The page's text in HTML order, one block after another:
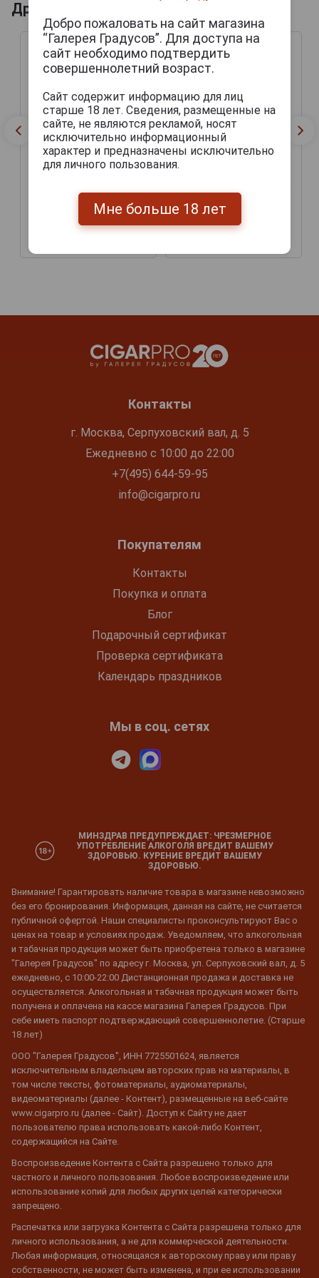
Другие продукты бренда HIRSCHBRAU
пиво Белый Олень
светлое
нефильтрованное
пшеничное
Пиво Два Оленя тёмное
фильтрованное
пшеничное 0.5л
Контакты
г. Москва, Серпуховский вал, д. 5
Ежедневно с 10:00 до 22:00
+7(495) 644-59-95
info@cigarpro.ru
Покупателям
Контакты
Покупка и оплата
Блог
Подарочный сертификат
Проверка сертификата
Календарь праздников
Мы в соц. сетях
МИНЗДРАВ ПРЕДУПРЕЖДАЕТ: ЧРЕЗМЕРНОЕ
УПОТРЕБЛЕНИЕ АЛКОГОЛЯ ВРЕДИТ ВАШЕМУ
ЗДОРОВЬЮ. КУРЕНИЕ ВРЕДИТ ВАШЕМУ
ЗДОРОВЬЮ.
Внимание! Гарантировать наличие товара в магазине невозможно
без его бронирования. Информация, данная на сайте, не считается
публичной офертой. Наши специалисты проконсультируют Вас о
ценах на товар и условиях продаж. Уведомляем, что алкогольная
и табачная продукция может быть приобретена только в магазине
"Галерея Градусов" по адресу г. Москва, ул. Серпуховский вал, д. 5
ежедневно, с 10:00-22:00 Дистанционная продажа и доставка не
осуществляется. Алкогольная и табачная продукция может быть
получена и оплачена на кассе магазина Галерея Градусов. При
себе иметь паспорт подтверждающий совершеннолетие. (Старше
18 лет)
ООО "Галерея Градусов", ИНН 7725501624, является
исключительным владельцем авторских прав на материалы, в
том числе тексты, фотоматериалы, аудиоматериалы,
видеоматериалы (далее - Контент), размещенные на веб-сайте
www.cigarpro.ru (далее - Сайт). Доступ к Сайту не дает
пользователю права использовать какой-либо Контент,
содержащийся на Сайте.
Воспроизведение Контента с Сайта разрешено только для
частного и личного пользования. Любое воспроизведение или
использование копий для любых других целей категорически
запрещено.
Распечатка или загрузка Контента с Сайта разрешена только для
личного использования, а не для коммерческой деятельности.
Любая информация, относящаяся к авторскому праву или праву
собственности, не может быть изменена, и при ее использовании
Добро пожаловать на сайт магазина
“Галерея Градусов”. Для доступа на
сайт необходимо подтвердить
совершеннолетний возраст.
Сайт содержит информацию для лиц
старше 18 лет. Сведения, размещенные на
сайте, не являются рекламой, носят
исключительно информационный
характер и предназначены исключительно
для личного пользования.
Мне больше 18 лет